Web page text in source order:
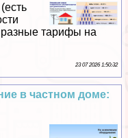
разные тарифы на
23 07 2026 1:50:32
в частном доме: